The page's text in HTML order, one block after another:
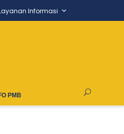
Informasi
PMB